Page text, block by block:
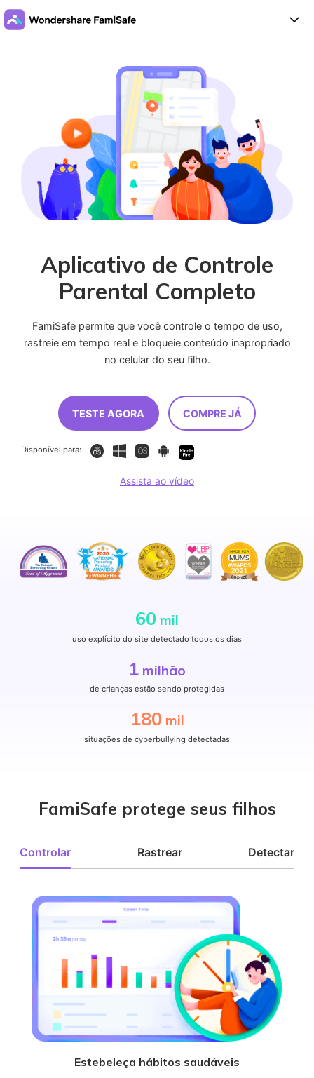
Aplicativo de Controle
Parental Completo
FamiSafe permite que você controle o tempo de uso,
rastreie em tempo real e bloqueie conteúdo inapropriado
no celular do seu filho.
TESTE AGORA COMPRE JÁ
Disponível para:
Assista ao vídeo
60 mil
uso explícito do site detectado todos os dias
1 milhão
de crianças estão sendo protegidas
180mil
situações de cyberbullying detectadas
FamiSafe protege seus filhos
Controlar Rastrear Detectar
Estebeleça hábitos saudáveis